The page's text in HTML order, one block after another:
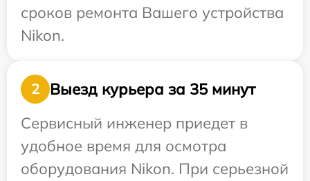
сроков ремонта Вашего устройства
Nikon.
2
Выезд курьера за 35 минут
Сервисный инженер приедет в
удобное время для осмотра
оборудования Nikon. При серьезной